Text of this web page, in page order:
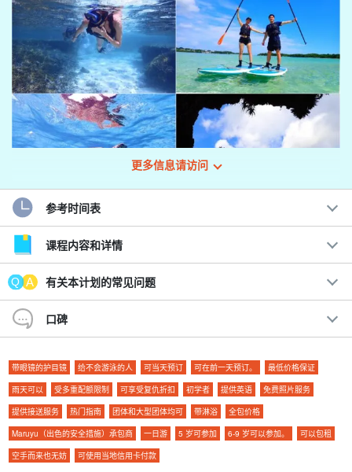
征服石垣岛最壮观的两个景点！
卡比拉湾和蓝洞导游服务*。
米其林绿色指南》三星级旅游景点，"......
常受欢迎的景点"
这是一个包括体验在内的超值一日游计
划。
我们的许多客人都是初学者。我们将为您提供安全设备和向导！
建议。
◆包含免费照片数据
包括免费租用的旅游装备
更多信息请访问
参考时间表
课程内容和详情
有关本计划的常见问题
口碑
带眼镜的护目镜 给不会游泳的人 可当天预订 可在前一天预订。
最低价格保证
雨天可以
受多重配额限制 可享受复仇折扣 初学者 提供英语
免费照片服务
提供接送服务
热门指南 团体和大型团体均可 带淋浴
全包价格
Maruyu（出色的安全措施）承包商
一日游 5 岁可参加 6-9 岁可以参加。
可以包租
空手而来也无妨
可使用当地信用卡付款